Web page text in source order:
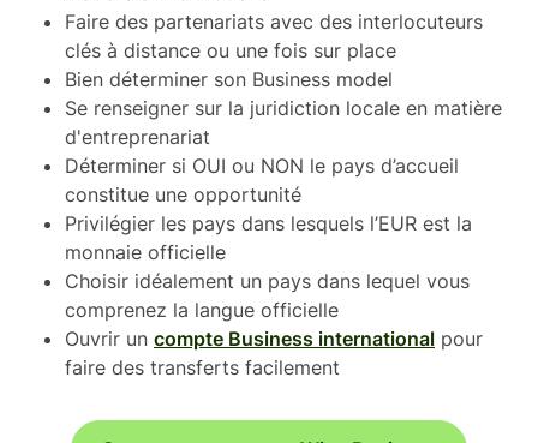
Faire des partenariats avec des interlocuteurs
clés à distance ou une fois sur place
Bien déterminer son Business model
Se renseigner sur la juridiction locale en matière
d'entreprenariat
Déterminer si OUI ou NON le pays d’accueil
constitue une opportunité
Privilégier les pays dans lesquels l’EUR est la
monnaie officielle
Choisir idéalement un pays dans lequel vous
comprenez la langue officielle
Ouvrir un compte Business international pour
faire des transferts facilement